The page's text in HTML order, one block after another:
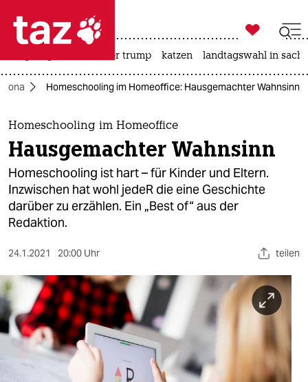
 taz zahl ich
taz zahl ich
themen
politik
öko
gesellschaft
kultur
sport
berlin
nord
wahrheit

taz zahl ich
usa unter trump katzen landtagswahl in
Homeschooling im Homeoffice: Hausgemachter Wahnsinn
Homeschooling im Homeoffice
Hausgemachter Wahnsinn
Homeschooling ist hart – für Kinder und Eltern.
Inzwischen hat wohl jedeR die eine Geschichte
darüber zu erzählen. Ein „Best of“ aus der
Redaktion.
24.1.2021 20:00 Uhr teilen